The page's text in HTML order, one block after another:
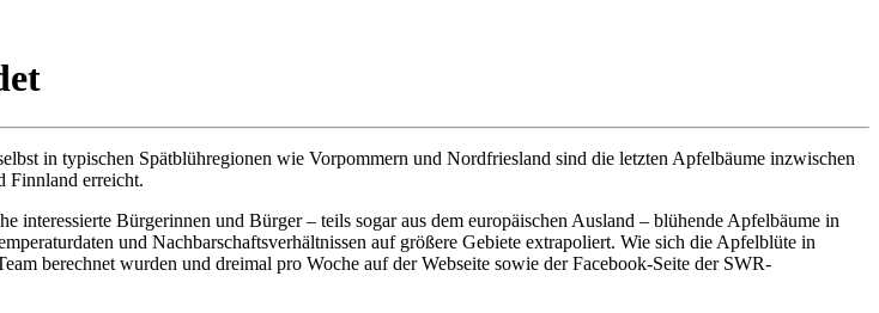
in typischen Spätblühregionen wie Vorpommern und Nordfriesland sind die letzten Apfelbäume inzwischen
Finnland erreicht.
Bürgerinnen und Bürger – teils sogar aus dem europäischen Ausland – blühende Apfelbäume in
und Nachbarschaftsverhältnissen auf größere Gebiete extrapoliert. Wie sich die Apfelblüte in
berechnet wurden und dreimal pro Woche auf der Webseite sowie der Facebook-Seite der SWR-